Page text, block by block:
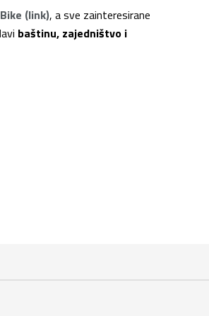
(link), a sve zainteresirane
baštinu, zajedništvo i